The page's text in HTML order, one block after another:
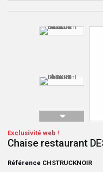
Exclusivité web !
Chaise restaurant
Référence CHSTRUCKNOIR